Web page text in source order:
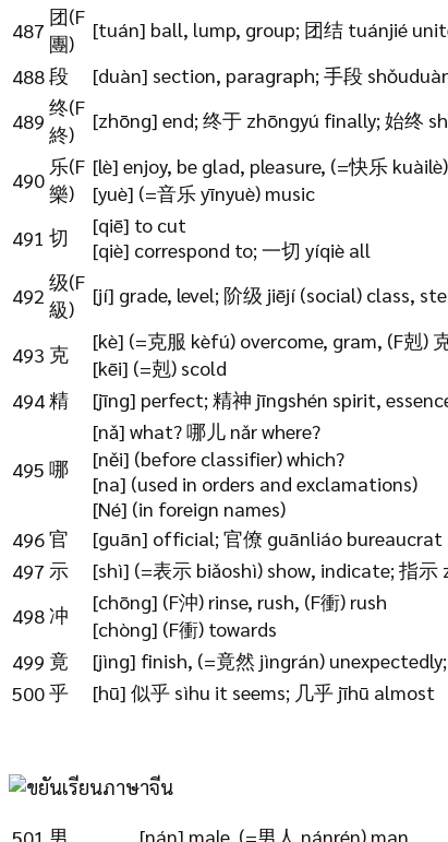
487
团(F
團)
[tuán] ball, lump, group; 团结 tuánjié
488段
[duàn] section, paragraph; 手段
489
终(F
終)
[zhōng] end; 终于 zhōngyú finally; 始终
490
乐(F
樂)
[lè] enjoy, be glad, pleasure, (=快乐
[yuè] (=音乐 yīnyuè) music
491 切
[qiē] to cut
[qiè] correspond to; 一切 yíqiè all
492
级(F
級)
[jí] grade, level; 阶级 jiējí (social) class,
493 克
[kè] (=克服 kèfú) overcome, gram, (F剋)
[kēi] (=剋) scold
494精 [jīng] perfect; 精神 jīngshén spirit,
495 哪
[nǎ] what? 哪儿 nǎr where?
[něi] (before classifier) which?
[na] (used in orders and exclamations)
[Né] (in foreign names)
496官
[guān] official; 官僚 guānliáo bureaucrat
497 示
[shì] (=表示 biǎoshì) show, indicate; 指
498冲
[chōng] (F沖) rinse, rush, (F衝) rush
[chòng] (F衝) towards
499 竟
[jìng] finish, (=竟然 jìngrán)
500乎 [hū] 似乎 sìhu it seems; 几乎 jīhū almost
501 男 [nán] male, (=男人 nánrén) man